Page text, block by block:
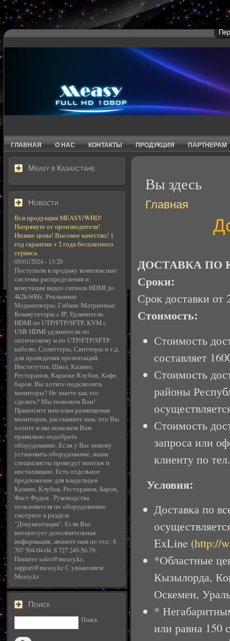
ГЛАВНАЯ О НАС КОНТАКТЫ ПРОДУКЦИЯ ПАРТНЕРАМ
Measy в Казахстане
Новости
Вся продукция MEASY/WHD!
Напрямую от производителя!
Низкие цены! Высокое качество! 1
год гарантии + 2 года бесплатного
сервиса.
05/01/2024 - 13:20
Поступили в продажу комплексные
системы распределения и
комутации видео сигнала HDMI до
4k2k/60Hz. Рекламные
Медиаплееры, Гибкие Матричные
Коммутаторы c IP, Удлинители
HDMI по UTP/FTP/SFTP, KVM с
USB HDMI удлинители по
оптическому и по UTP/FTP/SFTP
кабелю, Сплиттеры, Свитчеры и т.д.
для проведения презентаций,
Институтов, Школ, Казино,
Ресторанов, Караоке Клубов, Кафе,
баров. Вы хотите подключить
мониторы? Не знаете как это
сделать? Мы поможем Вам!
Приносите нам план размещения
мониторов, расскажите нам, что Вы
хотите и мы поможем Вам
правильно подобрать
оборудование. Если у Вас некому
установить оборудование, наши
специалисты проведут монтаж и
инсталляцию. Есть отдельное
предложение для владельцев
Казино, Клубов, Ресторанов, Баров,
Фаст Фудов . Руководства
пользователя по оборудованию
смотрите в разделе
"Документация". Если Вас
интересует дополнительная
информация, звоните нам по тел.: 8
707 504-04-04, 8 727 249-50-79.
Пишите sales@measy.kz,
support@measy.kz С уважением
Measy.kz
Поиск
Поиск
Вы здесь
Главная
ДОСТАВКА ПО
Сроки:
Срок доставки от
Стоимость:
Стоимость
составляет
Стоимость
районы
Стоимость
запроса или
клиенту по
Условия:
Доставка по
ExLine (http://
*Областные
Кызылорда,
Оскемен,
*
или равна 150